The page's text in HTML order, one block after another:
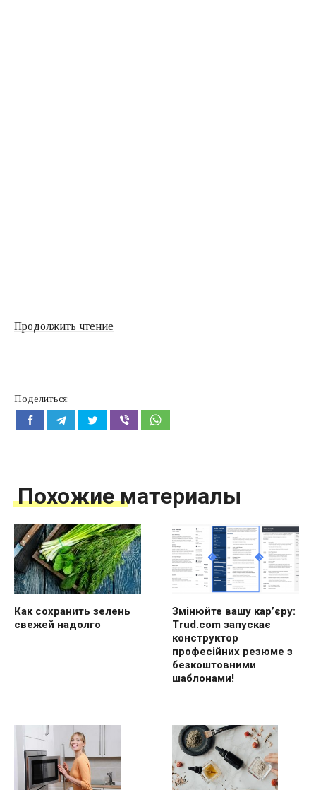
Продолжить чтение
керівників:
як
ієрархії»
Как сохранить зелень
свежей надолго
Змінюйте вашу кар’єру:
Trud.com запускає
конструктор
професійних резюме з
безкоштовними
шаблонами!